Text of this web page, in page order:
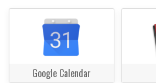
Google Calendar